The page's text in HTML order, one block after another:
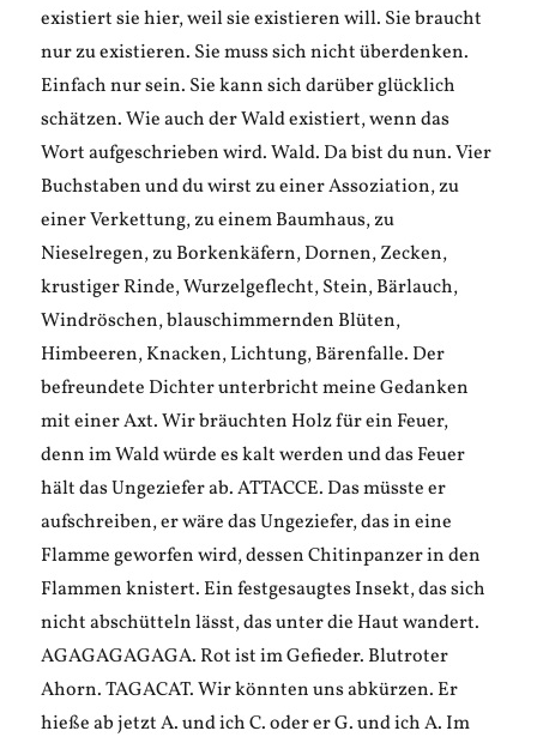
existiert sie hier, weil sie existieren will. Sie braucht
nur zu existieren. Sie muss sich nicht überdenken.
Einfach nur sein. Sie kann sich darüber glücklich
schätzen. Wie auch der Wald existiert, wenn das
Wort aufgeschrieben wird. Wald. Da bist du nun. Vier
Buchstaben und du wirst zu einer Assoziation, zu
einer Verkettung, zu einem Baumhaus, zu
Nieselregen, zu Borkenkäfern, Dornen, Zecken,
krustiger Rinde, Wurzelgeflecht, Stein, Bärlauch,
Windröschen, blauschimmernden Blüten,
Himbeeren, Knacken, Lichtung, Bärenfalle. Der
befreundete Dichter unterbricht meine Gedanken
mit einer Axt. Wir bräuchten Holz für ein Feuer,
denn im Wald würde es kalt werden und das Feuer
hält das Ungeziefer ab. ATTACCE. Das müsste er
aufschreiben, er wäre das Ungeziefer, das in eine
Flamme geworfen wird, dessen Chitinpanzer in den
Flammen knistert. Ein festgesaugtes Insekt, das sich
nicht abschütteln lässt, das unter die Haut wandert.
AGAGAGAGAGA. Rot ist im Gefieder. Blutroter
Ahorn. TAGACAT. Wir könnten uns abkürzen. Er
hieße ab jetzt A. und ich C. oder er G. und ich A. Im